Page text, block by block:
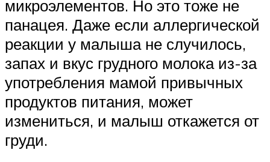
микроэлементов. Но это тоже не
панацея. Даже если аллергической
реакции у малыша не случилось,
запах и вкус грудного молока из-за
употребления мамой привычных
продуктов питания, может
измениться, и малыш откажется от
груди.